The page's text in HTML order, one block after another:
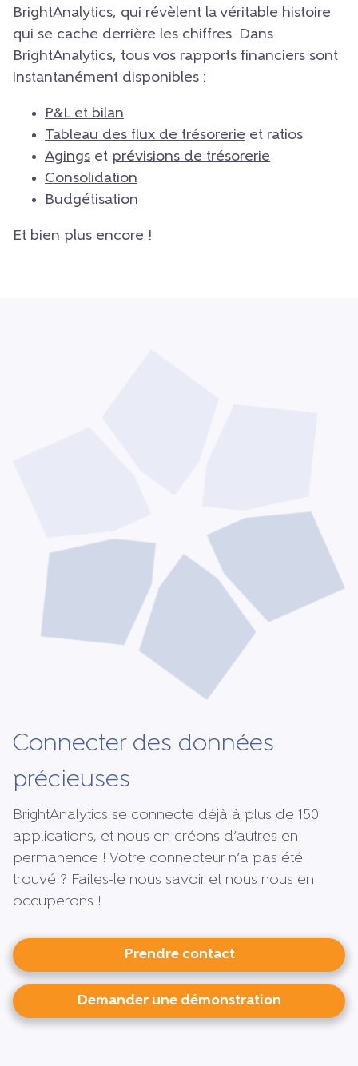
BrightAnalytics, qui révèlent la véritable histoire
qui se cache derrière les chiffres. Dans
BrightAnalytics, tous vos rapports financiers sont
instantanément disponibles :
P&L et bilan
Tableau des flux de trésorerie et ratios
Agings et prévisions de trésorerie
Consolidation
Budgétisation
Et bien plus encore !
Connecter des données
précieuses
BrightAnalytics se connecte déjà à plus de 150
applications, et nous en créons d’autres en
permanence ! Votre connecteur n’a pas été
trouvé ? Faites-le nous savoir et nous nous en
occuperons !
Prendre contact
Demander une démonstration